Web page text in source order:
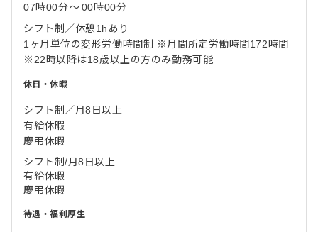
07時00分〜00時00分
シフト制／休憩1hあり
1ヶ月単位の変形労働時間制 ※月間所定労働時間172時間
※22時以降は18歳以上の方のみ勤務可能
休日・休暇
シフト制／月8日以上
有給休暇
慶弔休暇
シフト制/月8日以上
有給休暇
慶弔休暇
待遇・福利厚生